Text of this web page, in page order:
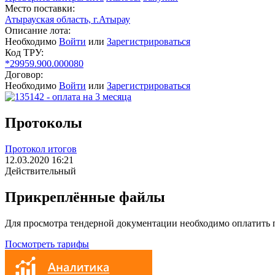
Место поставки:
Атырауская область, г.Атырау
Описание лота:
Необходимо Войти или Зарегистрироваться
Код ТРУ:
*29959.900.000080
Договор:
Необходимо Войти или Зарегистрироваться
Протоколы
Протокол итогов
12.03.2020 16:21
Действительный
Прикреплённые файлы
Для просмотра тендерной документации необходимо оплатить
Посмотреть тарифы